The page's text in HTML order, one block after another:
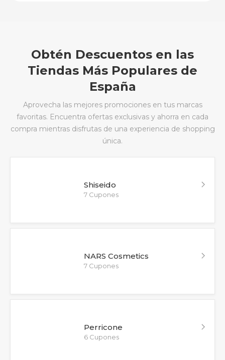
Obtén Descuentos en las
Tiendas Más Populares de
España
Aprovecha las mejores promociones en tus marcas
favoritas. Encuentra ofertas exclusivas y ahorra en cada
compra mientras disfrutas de una experiencia de shopping
única.
Shiseido
7 Cupones
NARS Cosmetics
7 Cupones
Perricone
6 Cupones